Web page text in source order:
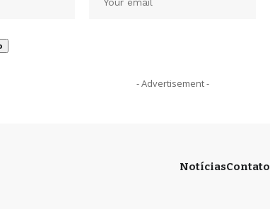
- Advertisement -
NotíciasContato